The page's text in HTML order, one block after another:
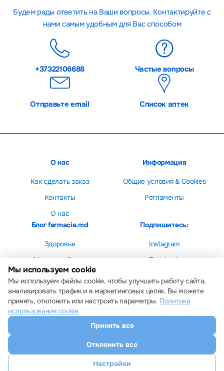
Будем рады ответить на Ваши вопросы. Контактируйте с
нами самым удобным для Вас способом
+37322106688 Частые вопросы
Отправьте email Список аптек
О нас
Как сделать заказ
Контакты
О нас
Информация
Общие условия & Cookies
Регламенты
Блог farmacie.md
Здоровье
Мама и ребенок
Красота
Подпишитесь:
Instagram
Facebook
Все права защищены © 2013 – 2026 Farmacie.md
Скачайте наше приложение
Настройки cookie
Мы используем cookie
Мы используем файлы cookie, чтобы улучшить работу сайта,
анализировать трафик и в маркетинговых целях. Вы можете
принять, отклонить или настроить параметры. Политика
использования cookie
Принять все
Отклонить все
Настройки